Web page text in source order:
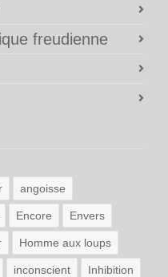
freudienne
angoisse
Encore Envers
Homme aux loups
inconscient Inhibition